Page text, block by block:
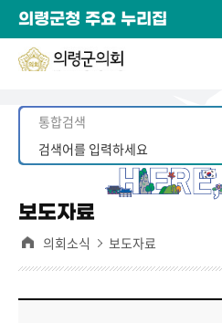
의령군청 주요 누리집
보도자료
의회소식 보도자료